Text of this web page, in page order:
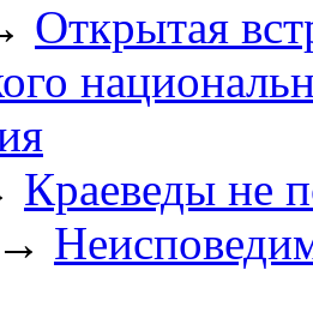
Открытая
Краеведы не
→